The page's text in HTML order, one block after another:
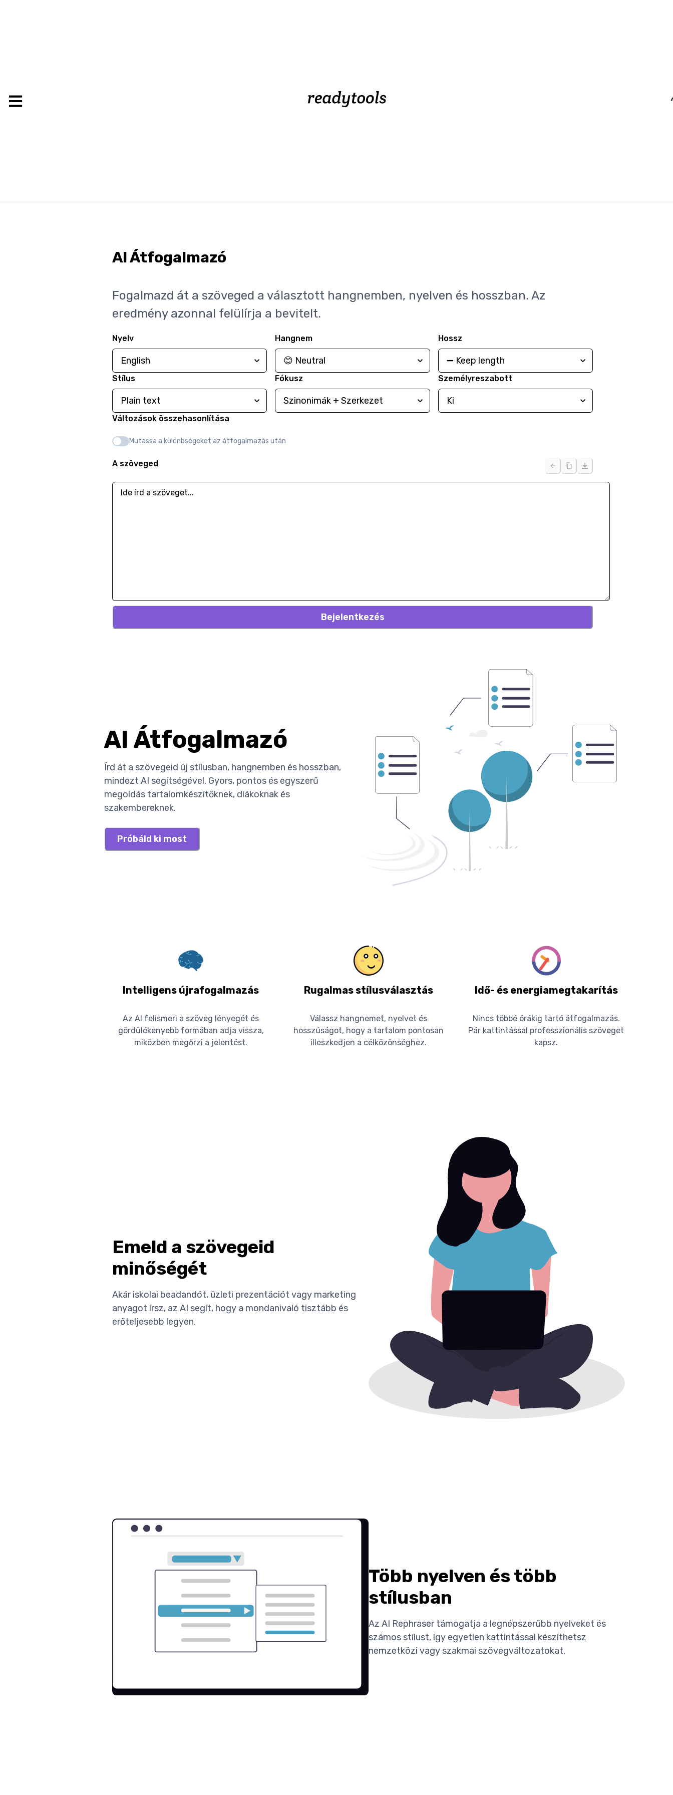
AI Átfogalmazó
Fogalmazd át a szöveged a választott hangnemben, nyelven és hosszban. Az
eredmény azonnal felülírja a bevitelt.
Nyelv Hangnem Hossz
Stílus Fókusz Személyreszabott
Változások összehasonlítása
Mutassa a különbségeket az átfogalmazás után
A szöveged
Bejelentkezés
AI Átfogalmazó
Írd át a szövegeid új stílusban, hangnemben és hosszban,
mindezt AI segítségével. Gyors, pontos és egyszerű
megoldás tartalomkészítőknek, diákoknak és
szakembereknek.
Próbáld ki most
Intelligens újrafogalmazás
Az AI felismeri a szöveg lényegét és
gördülékenyebb formában adja vissza,
miközben megőrzi a jelentést.
Rugalmas stílusválasztás
Válassz hangnemet, nyelvet és
hosszúságot, hogy a tartalom pontosan
illeszkedjen a célközönséghez.
Idő- és energiamegtakarítás
Nincs többé órákig tartó átfogalmazás.
Pár kattintással professzionális szöveget
kapsz.
Emeld a szövegeid
minőségét
Akár iskolai beadandót, üzleti prezentációt vagy marketing
anyagot írsz, az AI segít, hogy a mondanivaló tisztább és
erőteljesebb legyen.
Több nyelven és több
stílusban
Az AI Rephraser támogatja a legnépszerűbb nyelveket és
számos stílust, így egyetlen kattintással készíthetsz
nemzetközi vagy szakmai szövegváltozatokat.